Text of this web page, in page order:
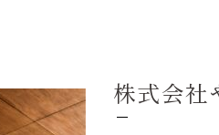
株式会社